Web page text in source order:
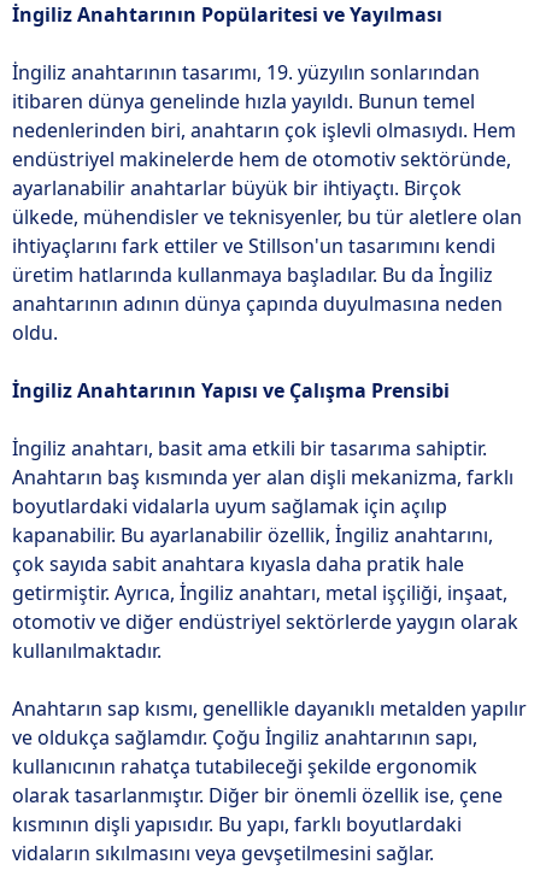
İngiliz Anahtarının Popülaritesi ve Yayılması
İngiliz anahtarının tasarımı, 19. yüzyılın sonlarından
itibaren dünya genelinde hızla yayıldı. Bunun temel
nedenlerinden biri, anahtarın çok işlevli olmasıydı. Hem
endüstriyel makinelerde hem de otomotiv sektöründe,
ayarlanabilir anahtarlar büyük bir ihtiyaçtı. Birçok
ülkede, mühendisler ve teknisyenler, bu tür aletlere olan
ihtiyaçlarını fark ettiler ve Stillson'un tasarımını kendi
üretim hatlarında kullanmaya başladılar. Bu da İngiliz
anahtarının adının dünya çapında duyulmasına neden
oldu.
İngiliz Anahtarının Yapısı ve Çalışma Prensibi
İngiliz anahtarı, basit ama etkili bir tasarıma sahiptir.
Anahtarın baş kısmında yer alan dişli mekanizma, farklı
boyutlardaki vidalarla uyum sağlamak için açılıp
kapanabilir. Bu ayarlanabilir özellik, İngiliz anahtarını,
çok sayıda sabit anahtara kıyasla daha pratik hale
getirmiştir. Ayrıca, İngiliz anahtarı, metal işçiliği, inşaat,
otomotiv ve diğer endüstriyel sektörlerde yaygın olarak
kullanılmaktadır.
Anahtarın sap kısmı, genellikle dayanıklı metalden yapılır
ve oldukça sağlamdır. Çoğu İngiliz anahtarının sapı,
kullanıcının rahatça tutabileceği şekilde ergonomik
olarak tasarlanmıştır. Diğer bir önemli özellik ise, çene
kısmının dişli yapısıdır. Bu yapı, farklı boyutlardaki
vidaların sıkılmasını veya gevşetilmesini sağlar.